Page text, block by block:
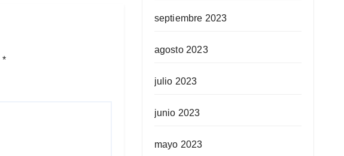
*
septiembre 2023
agosto 2023
julio 2023
junio 2023
mayo 2023